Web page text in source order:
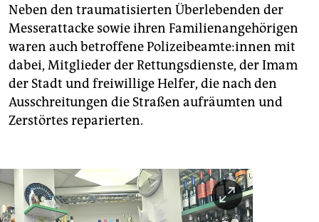
Neben den traumatisierten Überlebenden der
Messerattacke sowie ihren Familienangehörigen
waren auch betroffene Po­li­zei­be­am­te:innen mit
dabei, Mitglieder der Rettungsdienste, der Imam
der Stadt und freiwillige Helfer, die nach den
Ausschreitungen die Straßen aufräumten und
Zerstörtes reparierten.